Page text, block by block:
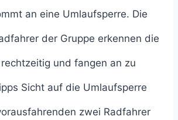
an eine Umlaufsperre. Die
der Gruppe erkennen die
und fangen an zu
Sicht auf die Umlaufsperre
zwei Radfahrer